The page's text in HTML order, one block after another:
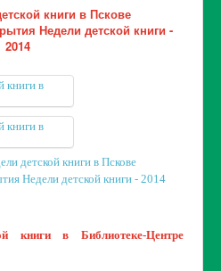
книги в Пскове
Недели детской книги -
2014
детской книги в Пскове
Недели детской книги - 2014
книги в Библиотеке-Центре